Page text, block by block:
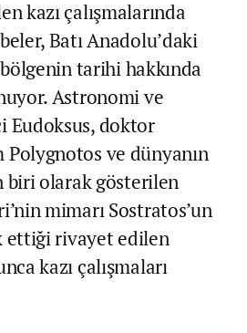
kazı çalışmalarında
Batı Anadolu’daki
tarihi hakkında
Astronomi ve
Eudoksus, doktor
Polygnotos ve dünyanın
biri olarak gösterilen
mimarı Sostratos’un
ettiği rivayet edilen
kazı çalışmaları